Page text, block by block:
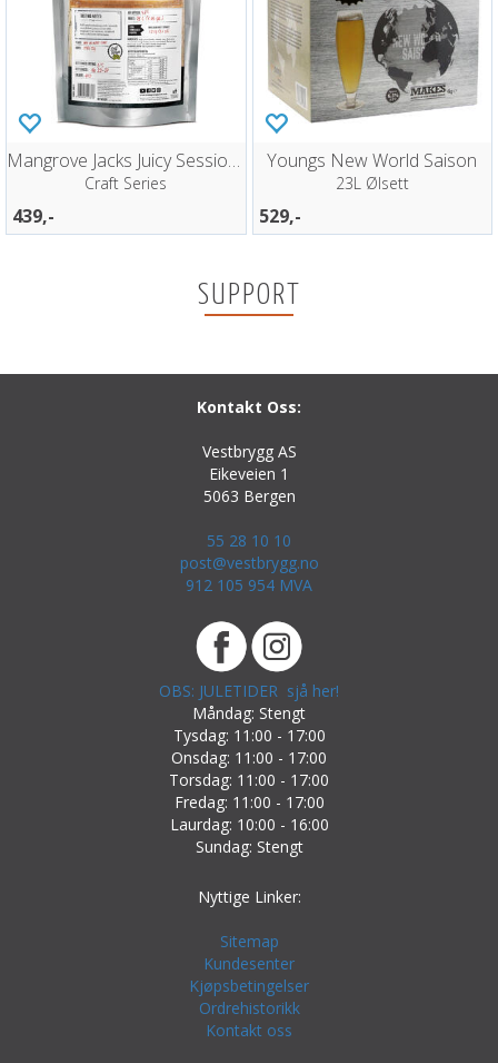
Mangrove Jacks Juicy Session IPA
Craft Series
439,-
Youngs New World Saison
23L Ølsett
529,-
SUPPORT
Kontakt Oss:
Vestbrygg AS
Eikeveien 1
5063 Bergen
55 28 10 10
post@vestbrygg.no
912 105 954 MVA
OBS: JULETIDER sjå her!
Måndag: Stengt
Tysdag: 11:00 - 17:00
Onsdag: 11:00 - 17:00
Torsdag: 11:00 - 17:00
Fredag: 11:00 - 17:00
Laurdag: 10:00 - 16:00
Sundag: Stengt
Nyttige Linker:
Sitemap
Kundesenter
Kjøpsbetingelser
Ordrehistorikk
Kontakt oss